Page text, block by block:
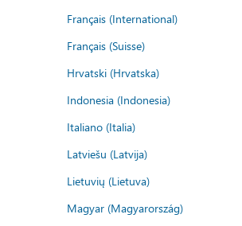
Français (International)
Français (Suisse)
Hrvatski (Hrvatska)
Indonesia (Indonesia)
Italiano (Italia)
Latviešu (Latvija)
Lietuvių (Lietuva)
Magyar (Magyarország)